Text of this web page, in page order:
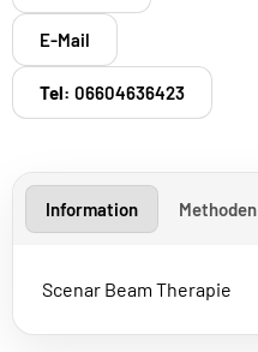
E-Mail
Tel: 06604636423
Information Methoden
Scenar Beam Therapie